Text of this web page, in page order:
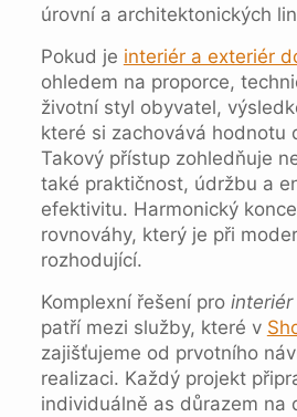
úrovní a architektonických
Pokud je interiér a exteriér
ohledem na proporce,
životní styl obyvatel,
které si zachovává hodnotu
Takový přístup zohledňuje
také praktičnost, údržbu a
efektivitu. Harmonický
rovnováhy, který je při
rozhodující.
Komplexní řešení pro
patří mezi služby, které v
zajišťujeme od prvotního
realizaci. Každý projekt
individuálně as důrazem na